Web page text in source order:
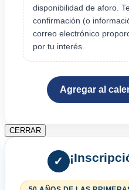
disponibilidad de aforo.
confirmación (o
correo electrónico
por tu interés.
Agregar al
CERRAR
✓